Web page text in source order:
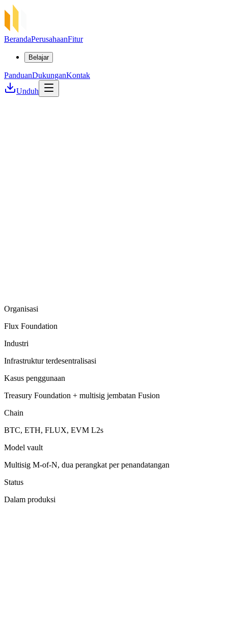
BerandaPerusahaanFitur
Belajar
PanduanDukunganKontak
Unduh
Organisasi
Flux Foundation
Industri
Infrastruktur terdesentralisasi
Kasus penggunaan
Treasury Foundation + multisig jembatan Fusion
Chain
BTC, ETH, FLUX, EVM L2s
Model vault
Multisig M-of-N, dua perangkat per penandatangan
Status
Dalam produksi